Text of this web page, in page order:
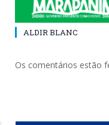
ALDIR BLANC
Os comentários estão